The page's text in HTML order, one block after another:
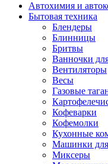
Автохимия и
Бытовая техника
Блендеры
Блинницы
Бритвы
Ванночки
Вентиляторы
Весы
Газовые
Кофеварки
Кофемолки
Кухонные
Машинки
Миксеры